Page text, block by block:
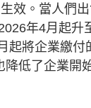
效。當人們
年4月起升
起將企業繳付
降低了企業開